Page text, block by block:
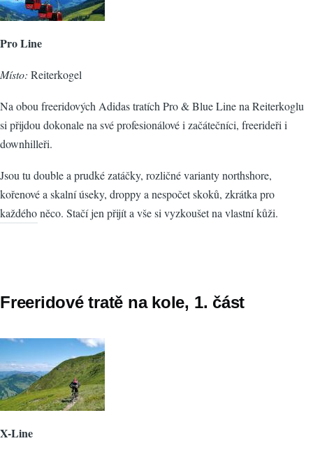
Pro Line
Místo: Reiterkogel
Na obou freeridových Adidas tratích Pro & Blue Line na Reiterkoglu
si přijdou dokonale na své profesionálové i začátečníci, freerideři i
downhilleři.
Jsou tu double a prudké zatáčky, rozličné varianty northshore,
kořenové a skalní úseky, droppy a nespočet skoků, zkrátka pro
každého něco. Stačí jen přijít a vše si vyzkoušet na vlastní kůži.
Freeridové tratě na kole, 1. část
X-Line